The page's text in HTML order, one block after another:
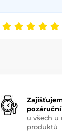
u všech u
produktů